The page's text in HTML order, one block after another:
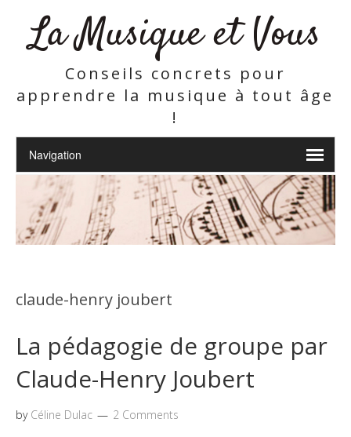
La Musique et Vous
Conseils concrets pour
apprendre la musique à tout âge
!
claude-henry joubert
La pédagogie de groupe par
Claude-Henry Joubert
by Céline Dulac 2 Comments